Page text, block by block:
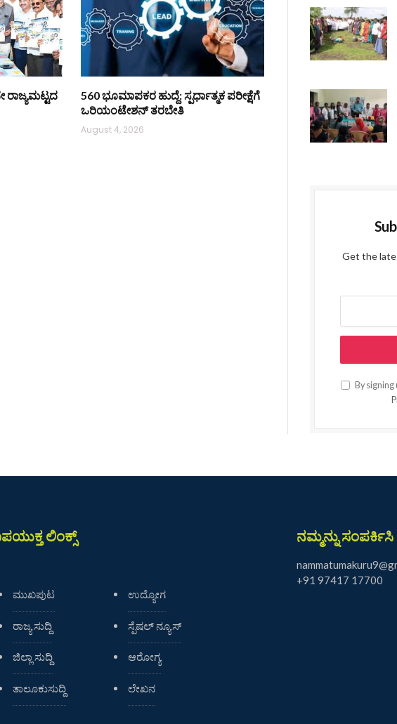
ರಾಜ್ಯಮಟ್ಟದ
560 ಭೂಮಾಪಕರ ಹುದ್ದೆ: ಸ್ಪರ್ಧಾತ್ಮಕ ಪರೀಕ್ಷೆಗೆ
ಒರಿಯಂಟೇಶನ್ ತರಬೇತಿ
August 4, 2026
Get the
By
ಲಿಂಕ್ಸ್
ಮುಖಪುಟ
ರಾಜ್ಯ ಸುದ್ದಿ
ಜಿಲ್ಲಾ ಸುದ್ದಿ
ತಾಲೂಕುಸುದ್ದಿ
ಉದ್ಯೋಗ
ಸ್ಪೆಷಲ್ ನ್ಯೂಸ್
ಆರೋಗ್ಯ
ಲೇಖನ
ನಮ್ಮನ್ನು ಸಂಪರ್ಕಿಸಿ
+91 97417 17700